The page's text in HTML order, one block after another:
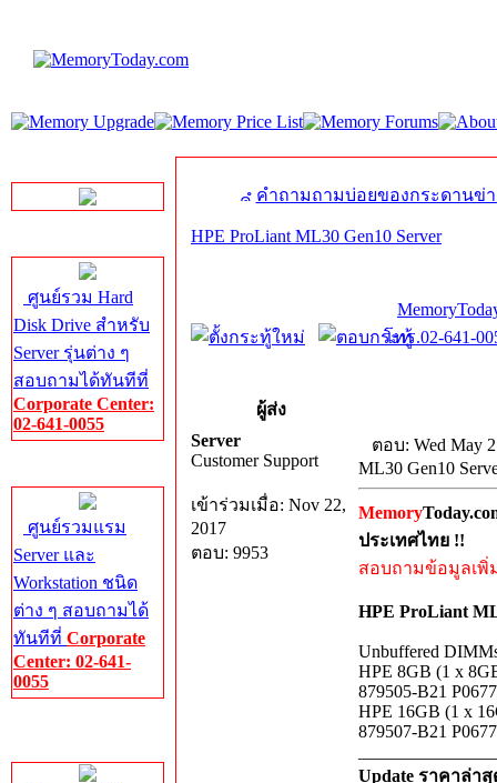
ศูนย์รวม Hard
Disk Drive สำหรับ
Server รุ่นต่าง ๆ
สอบถามได้ทันทีที่
Corporate Center:
02-641-0055
ศูนย์รวมแรม
Server และ
Workstation ชนิด
ต่าง ๆ สอบถามได้
ทันทีที่ Corporate
Center: 02-641-
0055
คำถามถามบ่อยของกระดานข่
HPE ProLiant ML30 Gen10 Server
โทร.02-641-
ผู้ส่ง
Server
Customer Support
เข้าร่วมเมื่อ: Nov 22,
2017
ตอบ: 9953
ตอบ: Wed May
ML30 Gen10
Memory
ประเทศไทย !!
สอบถามข้อมูลเพิ่
HPE ProLiant
Unbuffered
HPE 8GB (1 x
879505-B21
HPE 16GB (1 x
879507-B21
Update ราคาล่า